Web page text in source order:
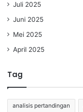
Juli 2025
Juni 2025
Mei 2025
April 2025
Tag
analisis pertandingan